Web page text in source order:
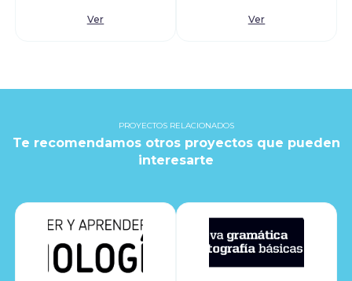
Ver Ver
PROYECTOS RELACIONADOS
Te recomendamos otros proyectos que pueden
interesarte